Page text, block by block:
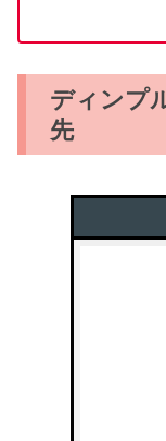
ディンプ
先